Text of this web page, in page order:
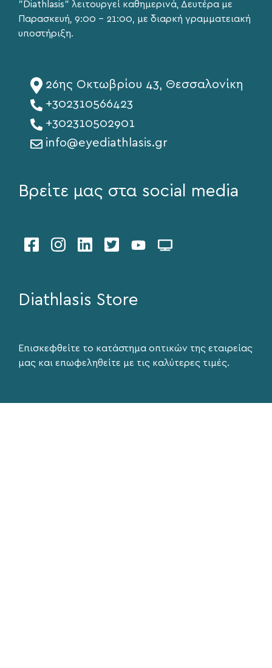
"Diathlasis" λειτουργεί καθημερινά, Δευτέρα με
Παρασκευή, 9:00 – 21:00, με διαρκή γραμματειακή
υποστήριξη.
26ης Οκτωβρίου 43, Θεσσαλονίκη
+302310566423
+302310502901
info@eyediathlasis.gr
Βρείτε μας στα social media
Diathlasis Store
Επισκεφθείτε το κατάστημα οπτικών της εταιρείας
μας και επωφεληθείτε με τις καλύτερες τιμές.